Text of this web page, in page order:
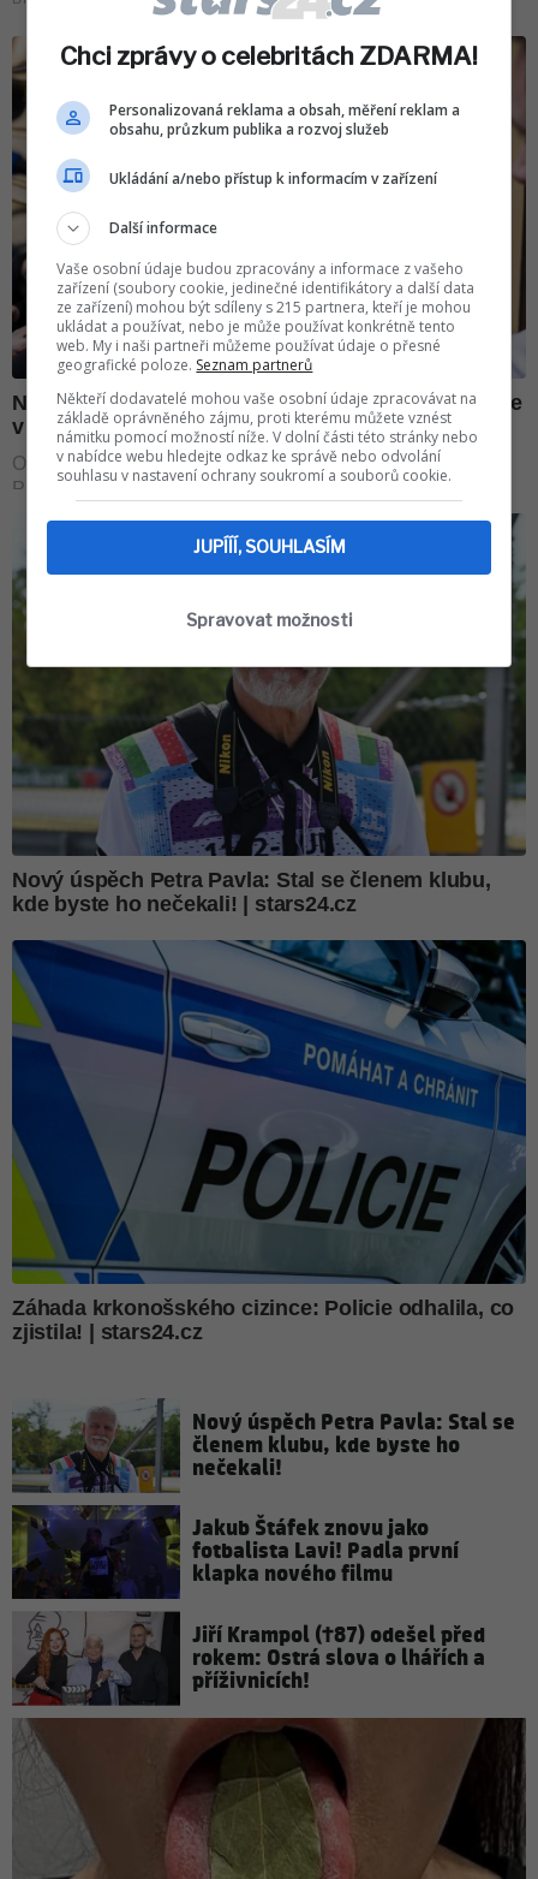
Nový úspěch Petra Pavla: Stal se
členem klubu, kde byste ho
nečekali!
Jakub Štáfek znovu jako
fotbalista Lavi! Padla první
klapka nového filmu
Jiří Krampol (†87) odešel před
rokem: Ostrá slova o lhářích a
příživnicích!
Chci zprávy o celebritách ZDARMA!
Personalizovaná reklama a obsah, měření reklam a
obsahu, průzkum publika a rozvoj služeb
Ukládání a/nebo přístup k informacím v zařízení
Další informace
Vaše osobní údaje budou zpracovány a informace z vašeho
zařízení (soubory cookie, jedinečné identifikátory a další data
ze zařízení) mohou být sdíleny s 215 partnera, kteří je mohou
ukládat a používat, nebo je může používat konkrétně tento
web. My i naši partneři můžeme používat údaje o přesné
geografické poloze. Seznam partnerů
Někteří dodavatelé mohou vaše osobní údaje zpracovávat na
základě oprávněného zájmu, proti kterému můžete vznést
námitku pomocí možností níže. V dolní části této stránky nebo
v nabídce webu hledejte odkaz ke správě nebo odvolání
souhlasu v nastavení ochrany soukromí a souborů cookie.
JUPÍÍÍ, SOUHLASÍM
Spravovat možnosti